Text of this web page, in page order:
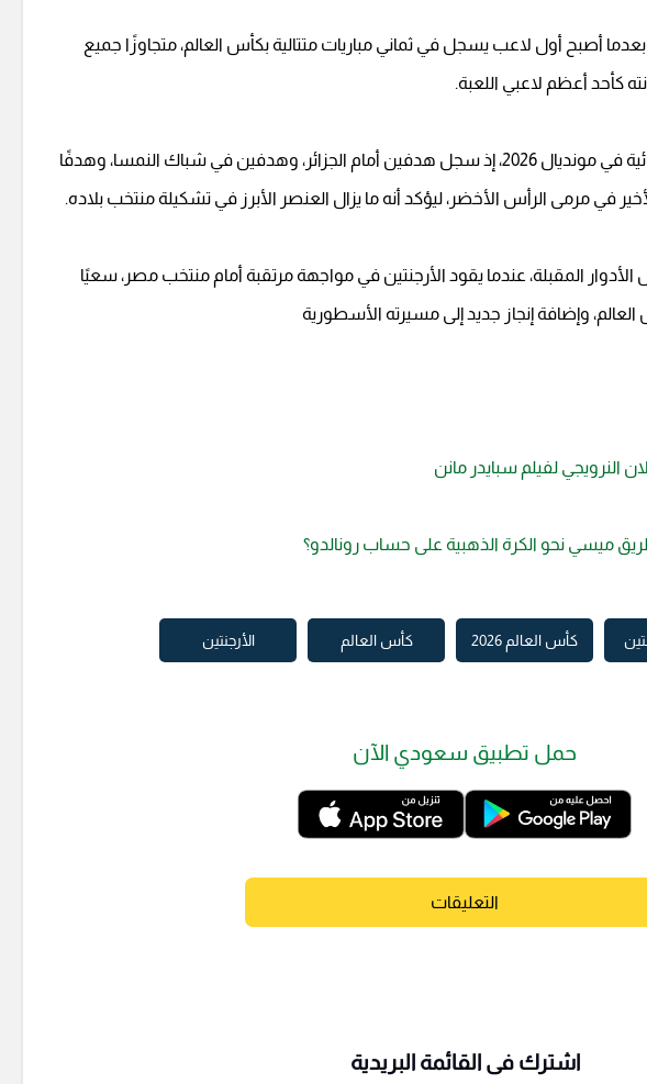
أصبح أول لاعب يسجل في ثماني مباريات متتالية بكأس العالم، متجاوزًا جميع
كأحد أعظم لاعبي اللعبة.
ويعيش قائد الأرجنتين نسخة استثنائية في مونديال 2026، إذ سجل هدفين أمام الجزائر، وهدفين في شباك النمسا، وهدفًا
في مرمى الرأس الأخضر، ليؤكد أنه ما يزال العنصر الأبرز في تشكيلة منتخب بلاده.
المقبلة، عندما يقود الأرجنتين في مواجهة مرتقبة أمام منتخب مصر، سعيًا
وإضافة إنجاز جديد إلى مسيرته الأسطورية
لفيلم سبايدر مانن
كأس العالم 2026 كأس العالم الأرجنتين
حمل تطبيق سعودي الآن
التعليقات
اشترك فى القائمة البريدية